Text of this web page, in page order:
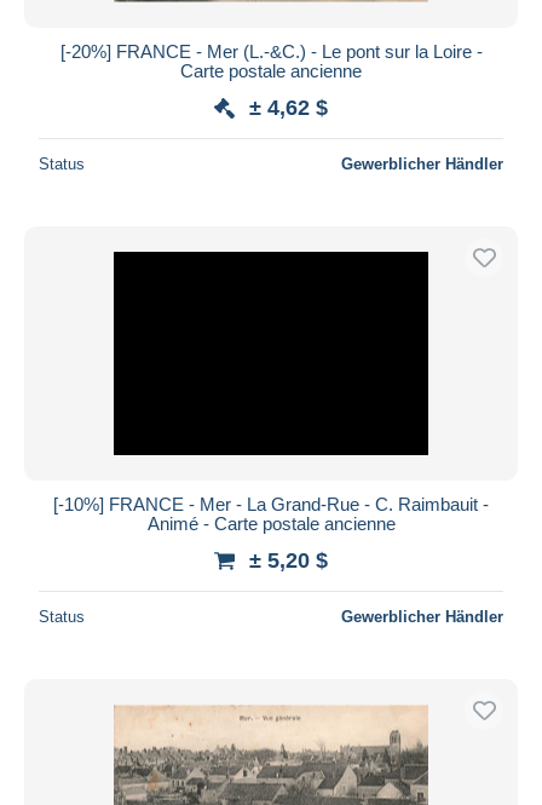
[-20%] FRANCE - Mer (L.-&C.) - Le pont sur la Loire -
Carte postale ancienne
± 4,62 $
Status Gewerblicher Händler
[-10%] FRANCE - Mer - La Grand-Rue - C. Raimbauit -
Animé - Carte postale ancienne
± 5,20 $
Status Gewerblicher Händler